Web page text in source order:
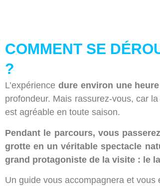
COMMENT SE
?
L’expérience dure environ une
profondeur. Mais rassurez-vous, car
est agréable en toute saison.
Pendant le parcours, vous
grotte en un véritable spectacle
grand protagoniste de la visite : le
Un guide vous accompagnera et